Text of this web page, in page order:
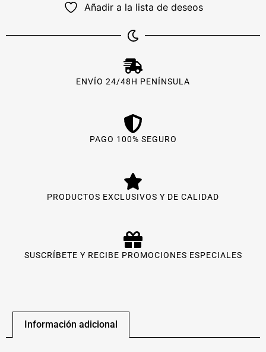
Añadir a la lista de deseos
ENVÍO 24/48H PENÍNSULA
PAGO 100% SEGURO
PRODUCTOS EXCLUSIVOS Y DE CALIDAD
SUSCRÍBETE Y RECIBE PROMOCIONES ESPECIALES
Información adicional